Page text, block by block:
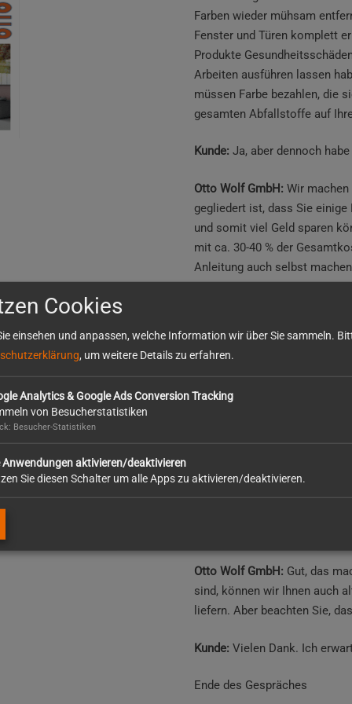
Farben wieder mühsam
Fenster und Türen komplett
Produkte
Arbeiten ausführen lassen
müssen Farbe bezahlen, die
gesamten Abfallstoffe auf
Kunde: Ja, aber dennoch
Otto Wolf GmbH: Wir
gegliedert ist, dass Sie
und somit viel Geld sparen
mit ca. 30-40 % der
Anleitung auch selbst
Abdecken,Abkleben
Entfernen, Reinigen
Sockelleisten;
Sie 20 % der Lohnkosten
Das sind maximal 1200 € im
Otto Wolf GmbH: Gut, das
sind, können wir Ihnen auch
liefern. Aber beachten Sie,
Kunde: Vielen Dank. Ich
Ende des Gespräches
Cookies
einsehen und anpassen, welche Information wir über Sie sammeln.
, um weitere Details zu erfahren.
Analytics & Google Ads Conversion Tracking
von Besucherstatistiken
Besucher-Statistiken
Anwendungen aktivieren/deaktivieren
Sie diesen Schalter um alle Apps zu aktivieren/deaktivieren.